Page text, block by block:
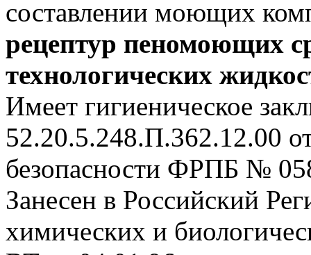
составлении моющих
рецептур пеномоющих
технологических
Имеет гигиеническое
52.20.5.248.П.362.12.00
безопасности ФРПБ №
Занесен в Российский
химических и